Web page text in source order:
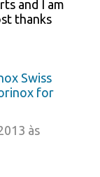
and I am
thanks
Swiss
for
às